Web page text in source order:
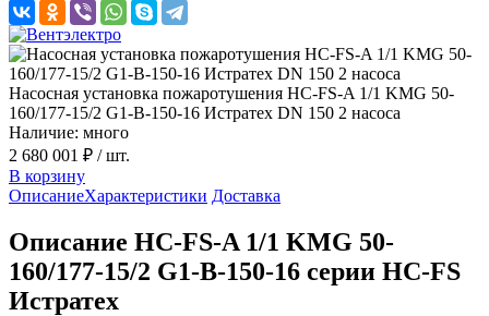
Насосная установка пожаротушения HC-FS-A 1/1 KMG 50-
160/177-15/2 G1-B-150-16 Истратех DN 150 2 насоса
Наличие: много
2 680 001 ₽ / шт.
В корзину
ОписаниеХарактеристики Доставка
Описание HC-FS-A 1/1 KMG 50-
160/177-15/2 G1-B-150-16 серии HC-FS
Истратех